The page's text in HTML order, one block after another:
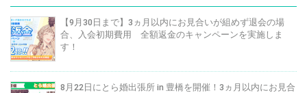
【9月30日まで】3ヵ月以内にお見合いが組めず退会の場
合、入会初期費用 全額返金のキャンペーンを実施しま
す！
8月22日にとら婚出張所 in 豊橋を開催！3ヵ月以内にお見合